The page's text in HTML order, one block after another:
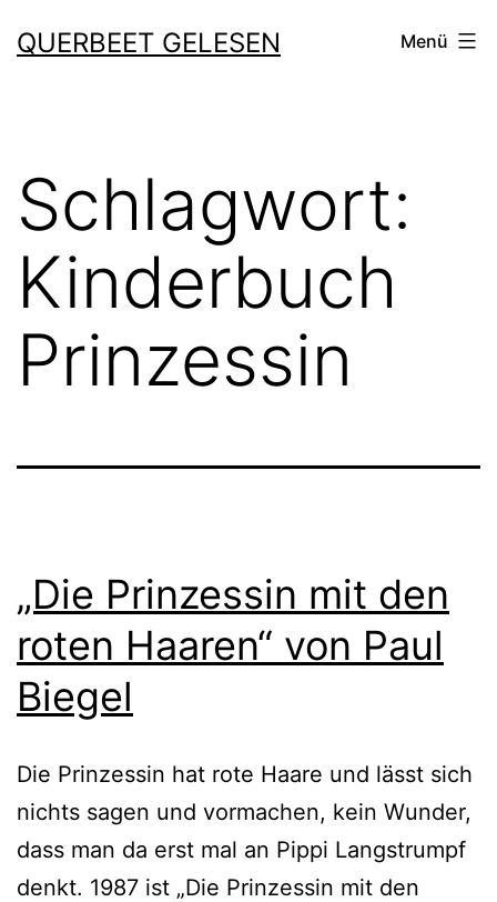
Inhalt
QUERBEET GELESEN Menü
Schlagwort:
Kinderbuch
Prinzessin
„Die Prinzessin mit den
roten Haaren“ von Paul
Biegel
Die Prinzessin hat rote Haare und lässt sich
nichts sagen und vor­ma­chen, kein Wunder,
dass man da erst mal an Pippi Langstrumpf
denkt. 1987 ist „Die Prinzessin mit den